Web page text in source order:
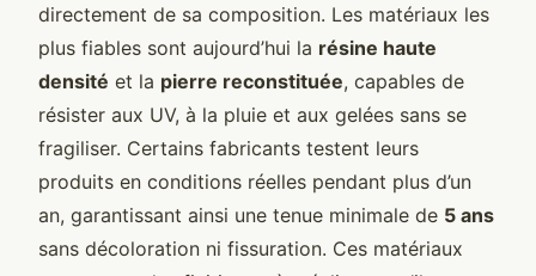
directement de sa composition. Les matériaux les
plus fiables sont aujourd’hui la résine haute
densité et la pierre reconstituée, capables de
résister aux UV, à la pluie et aux gelées sans se
fragiliser. Certains fabricants testent leurs
produits en conditions réelles pendant plus d’un
an, garantissant ainsi une tenue minimale de 5 ans
sans décoloration ni fissuration. Ces matériaux